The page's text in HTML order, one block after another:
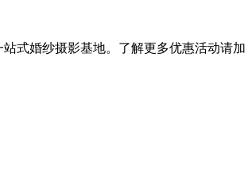
式婚纱摄影基地。了解更多优惠活动请加